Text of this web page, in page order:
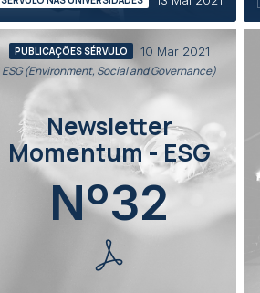
PUBLICAÇÕES SÉRVULO 10 Mar 2021
ESG (Environment, Social and Governance)
Newsletter
Momentum - ESG
Nº32